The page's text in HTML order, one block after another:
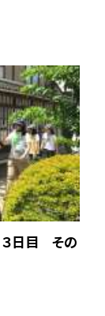
３日目 その